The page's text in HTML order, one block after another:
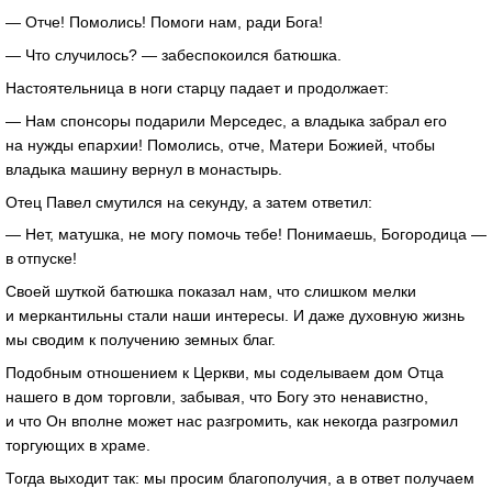
— Отче! Помолись! Помоги нам, ради Бога!
— Что случилось? — забеспокоился батюшка.
Настоятельница в ноги старцу падает и продолжает:
— Нам спонсоры подарили Мерседес, а владыка забрал его
на нужды епархии! Помолись, отче, Матери Божией, чтобы
владыка машину вернул в монастырь.
Отец Павел смутился на секунду, а затем ответил:
— Нет, матушка, не могу помочь тебе! Понимаешь, Богородица —
в отпуске!
Своей шуткой батюшка показал нам, что слишком мелки
и меркантильны стали наши интересы. И даже духовную жизнь
мы сводим к получению земных благ.
Подобным отношением к Церкви, мы соделываем дом Отца
нашего в дом торговли, забывая, что Богу это ненавистно,
и что Он вполне может нас разгромить, как некогда разгромил
торгующих в храме.
Тогда выходит так: мы просим благополучия, а в ответ получаем